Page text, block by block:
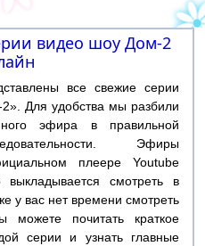
видео шоу Дом-2
все свежие серии
Для удобства мы разбили
эфира в правильной
Эфиры
плеере Youtube
смотреть в
у вас нет времени смотреть
почитать краткое
серии и узнать главные